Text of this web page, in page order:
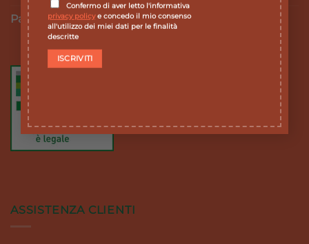
Confermo di aver letto l'informativa
privacy policye concedo il mio consenso
all'utilizzo dei miei dati per le finalità
descritte
Password dimenticata
ASSISTENZA CLIENTI